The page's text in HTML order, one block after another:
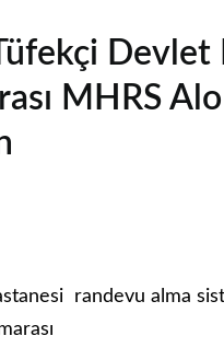
Devlet
MHRS
randevu alma